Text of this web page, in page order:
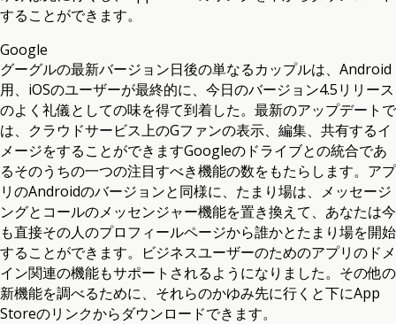
することができます。
Google
グーグルの最新バージョン日後の単なるカップルは、Android
用、iOSのユーザーが最終的に、今日のバージョン4.5リリース
のよく礼儀としての味を得て到着した。最新のアップデートで
は、クラウドサービス上のGファンの表示、編集、共有するイ
メージをすることができますGoogleのドライブとの統合であ
るそのうちの一つの注目すべき機能の数をもたらします。アプ
リのAndroidのバージョンと同様に、たまり場は、メッセージ
ングとコールのメッセンジャー機能を置き換えて、あなたは今
も直接その人のプロフィールページから誰かとたまり場を開始
することができます。ビジネスユーザーのためのアプリのドメ
イン関連の機能もサポートされるようになりました。その他の
新機能を調べるために、それらのかゆみ先に行くと下にApp
Storeのリンクからダウンロードできます。